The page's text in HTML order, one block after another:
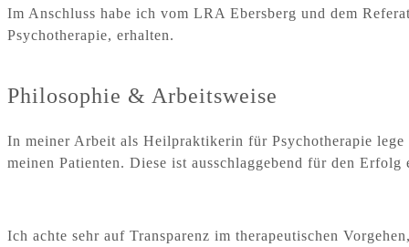
Im Anschluss habe ich vom LRA Ebersberg und dem
Psychotherapie, erhalten.
Philosophie & Arbeitsweise
In meiner Arbeit als Heilpraktikerin für Psychotherapie lege
meinen Patienten. Diese ist ausschlaggebend für den
Ich achte sehr auf Transparenz im therapeutischen